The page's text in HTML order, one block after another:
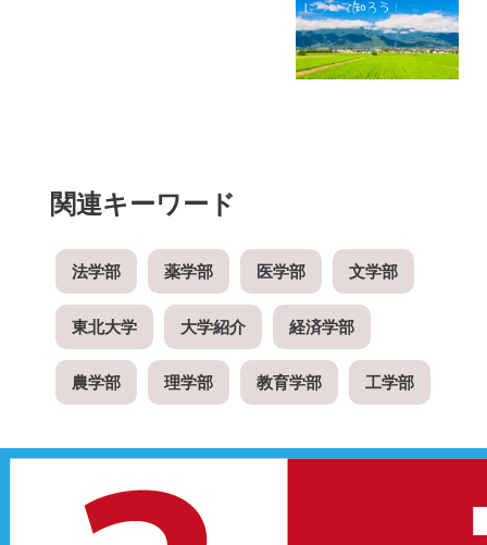
関連キーワード
法学部 薬学部 医学部 文学部
東北大学 大学紹介 経済学部
農学部 理学部 教育学部 工学部